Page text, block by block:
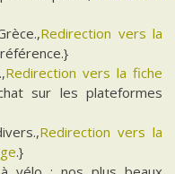
Redirection vers la
Redirection vers la fiche
sur les plateformes
Redirection vers la
.}